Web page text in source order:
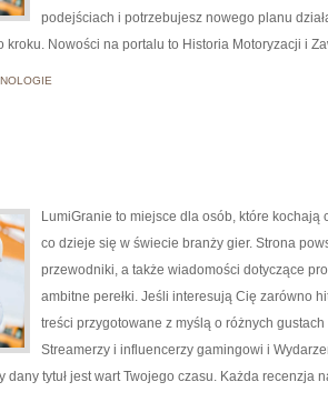
podejściach i potrzebujesz nowego planu
kroku. Nowości na portalu to Historia Motoryzacji i
LumiGranie to miejsce dla osób, które
co dzieje się w świecie branży gier. Strona
przewodniki, a także wiadomości dotyczące
ambitne perełki. Jeśli interesują Cię zarówno
treści przygotowane z myślą o różnych
Streamerzy i influencerzy gamingowi i
dany tytuł jest wart Twojego czasu. Każda recenzja